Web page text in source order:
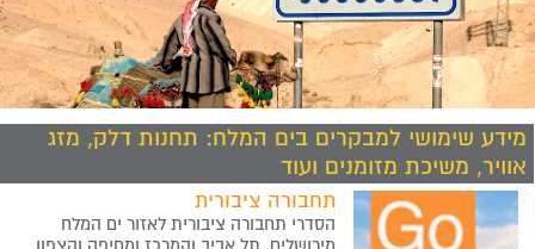
מידע שימושי למבקרים בים המלח: תחנות דלק, מזג
אוויר, משיכת מזומנים ועוד
תחבורה ציבורית
הסדרי תחבורה ציבורית לאזור ים המלח